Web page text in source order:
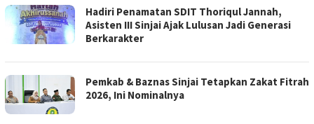
Hadiri Penamatan SDIT Thoriqul Jannah,
Asisten III Sinjai Ajak Lulusan Jadi Generasi
Berkarakter
Pemkab & Baznas Sinjai Tetapkan Zakat Fitrah
2026, Ini Nominalnya